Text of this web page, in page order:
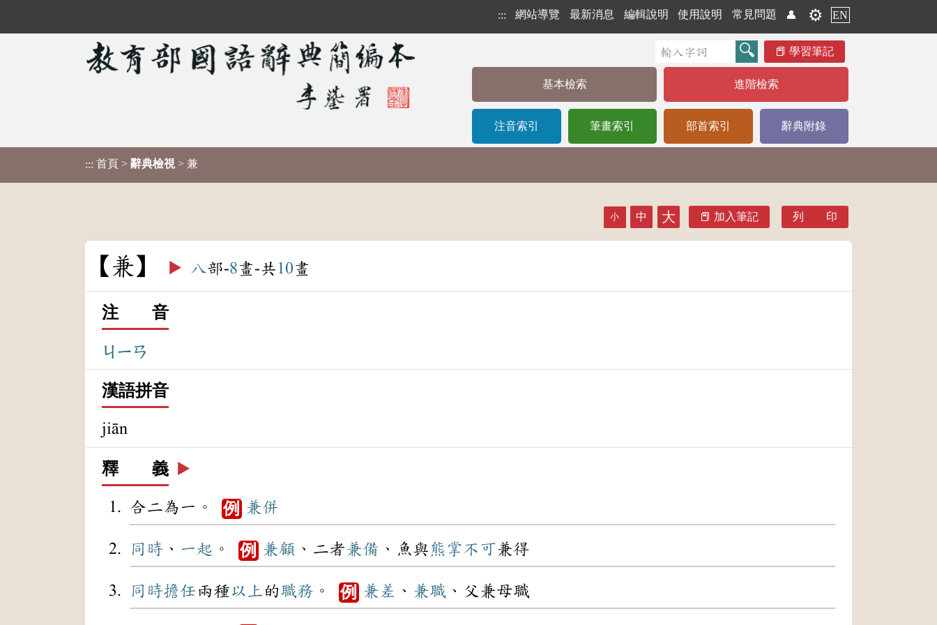
::: 網站導覽 最新消息 編輯說明 使用說明 常見問題 👤 ⚙️ EN
學習筆記
基本檢索 進階檢索
注音索引 筆畫索引 部首索引 辭典附錄
::: 首頁 > 辭典檢視 > 兼
小 中 大 加入筆記 列 印
兼 ▶️ 八部-8畫-共 10畫
注 音
ㄐㄧㄢ
漢語拼音
jiān
釋 義 ▶️
合二為一。 例 兼併
同時 、 一起 。 例 兼顧 、二者兼備 、魚與熊掌不可兼得
同時擔任兩種以上的職務 。 例 兼差 、 兼職 、父兼母職